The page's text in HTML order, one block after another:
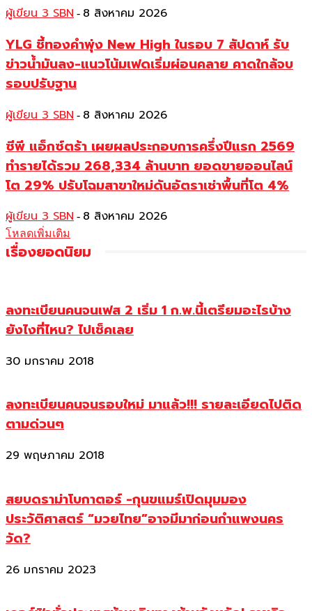
ผู้เขียน 3 SBN - 8 สิงหาคม 2026
YLG ชี้ทองคำพุ่ง New High ในรอบ 7 สัปดาห์ รับ
ข่าวน้ำมันลง-แนวโน้มเฟดเริ่มผ่อนคลาย คาดใกล้จบ
รอบปรับฐาน
ผู้เขียน 3 SBN - 8 สิงหาคม 2026
ซีพี แอ็กซ์ตร้า เผยผลประกอบการครึ่งปีแรก 2569
ทำรายได้รวม 268,334 ล้านบาท ยอดขายออนไลน์
โต 29% ปรับโฉมสาขาใหม่ดันอัตราเช่าพื้นที่โต 4%
ผู้เขียน 3 SBN - 8 สิงหาคม 2026
โหลดเพิ่มเติม
เรื่องยอดนิยม
ลงทะเบียนคนจนเฟส 2 เริ่ม 1 ก.พ.นี้เตรียมอะไรบ้าง
ยังไงที่ไหน? ไปเช็คเลย
30 มกราคม 2018
ลงทะเบียนคนจนรอบใหม่ มาแล้ว!!! รายละเอียดไปติด
ตามด่วนๆ
29 พฤษภาคม 2018
สยบดราม่าโบกาตอร์ -กุนขแมร์เปิดมุมมอง
ประวัติศาสตร์ “มวยไทย”อาจมีมาก่อนกำแพงนคร
วัด?
26 มกราคม 2023